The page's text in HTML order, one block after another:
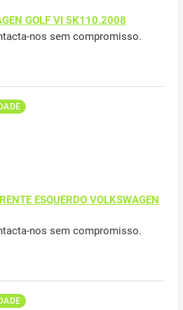
GOLF VI 5K110.2008
nos sem compromisso.
ESQUERDO VOLKSWAGEN
nos sem compromisso.